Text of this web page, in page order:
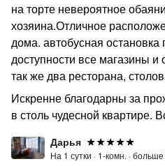
магазины, рестораны, бары
мероприятия в Сочи.
на торте невероятное
хозяина.Отличное
дома. автобусная
доступности все магазины
так же два ресторана,
Искренне благодарны за
в столь чудесной квартире.
Дарья
На 1 сутки · 1-комн. ·больше